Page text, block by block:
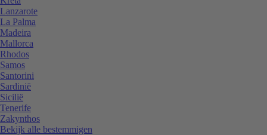
Lanzarote
La Palma
Madeira
Mallorca
Rhodos
Samos
Santorini
Sardinië
Sicilië
Tenerife
Zakynthos
Bekijk alle bestemmigen